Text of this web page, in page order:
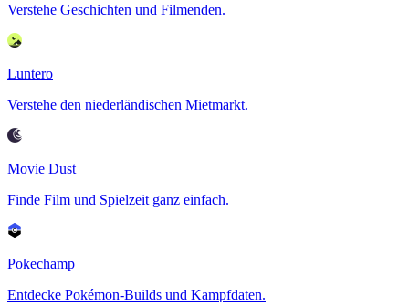
Verstehe Geschichten und Filmenden.
Luntero
Verstehe den niederländischen Mietmarkt.
Movie Dust
Finde Film und Spielzeit ganz einfach.
Pokechamp
Entdecke Pokémon-Builds und Kampfdaten.